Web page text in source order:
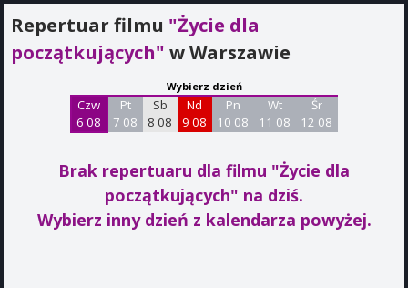
Repertuar filmu "Życie dla
początkujących" w Warszawie
Wybierz dzień
Czw
6 08
Pt
7 08
Sb
8 08
Nd
9 08
Pn
10 08
Wt
11 08
Śr
12 08
Brak repertuaru dla filmu "Życie dla
początkujących" na dziś.
Wybierz inny dzień z kalendarza powyżej.